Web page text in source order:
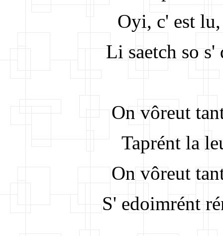
Oyi, c' est lu,
Li saetch so
On vôreut
Taprént la
On vôreut
S' edoimrént